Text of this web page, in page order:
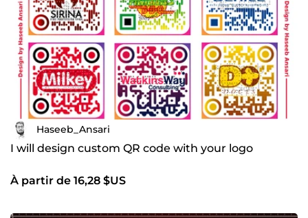
Haseeb_Ansari
I will design custom QR code with your logo
À partir de 16,28 $US